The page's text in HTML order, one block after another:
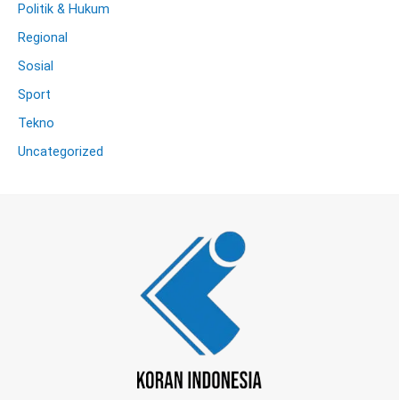
Politik & Hukum
Regional
Sosial
Sport
Tekno
Uncategorized